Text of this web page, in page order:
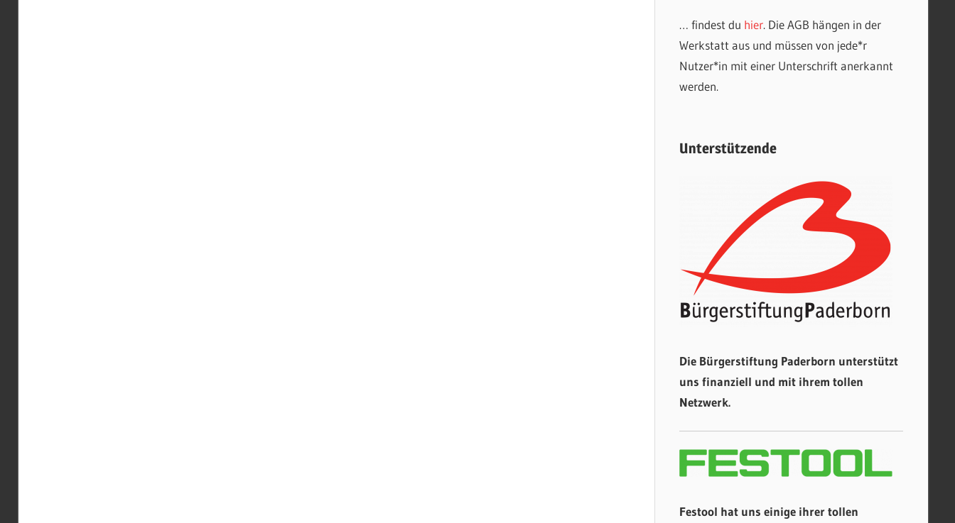
… findest du hier. Die AGB hängen in der
Werkstatt aus und müssen von jede*r
Nutzer*in mit einer Unterschrift anerkannt
werden.
Unterstützende
Die Bürgerstiftung Paderborn unterstützt
uns finanziell und mit ihrem tollen
Netzwerk.
Festool hat uns einige ihrer tollen